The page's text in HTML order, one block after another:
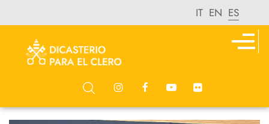
IT EN ES